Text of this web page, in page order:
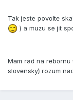
Tak jeste povolte
) a muzu se jit
Mam rad na
slovensky) rozum